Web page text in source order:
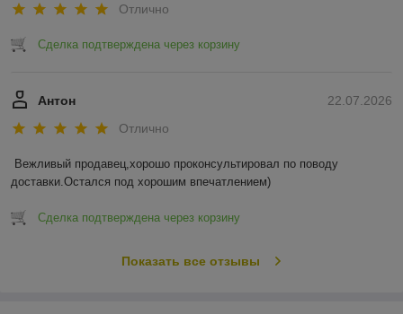
Отлично
Сделка подтверждена через корзину
22.07.2026
Антон
Отлично
Вежливый продавец,хорошо проконсультировал по поводу
доставки.Остался под хорошим впечатлением)
Сделка подтверждена через корзину
Показать все отзывы